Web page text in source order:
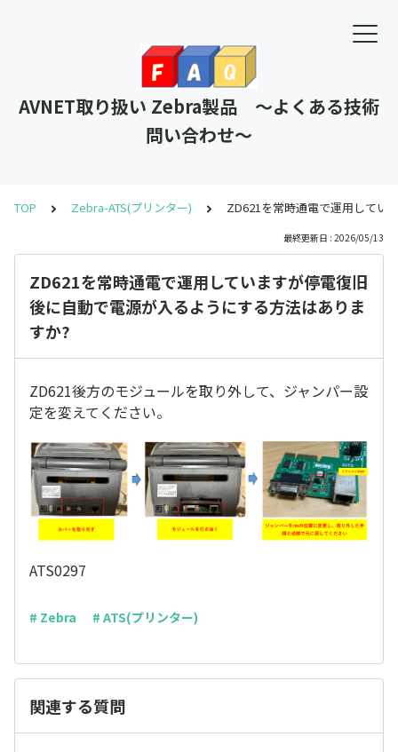
AVNET取り扱い Zebra製品 ～よくある技術
問い合わせ～
TOP Zebra-ATS(プリンター) ZD621を常時通電で運用してい
最終更新日 : 2026/05/13
ZD621を常時通電で運用していますが停電復旧
後に自動で電源が入るようにする方法はありま
すか?
ZD621後方のモジュールを取り外して、ジャンパー設
定を変えてください。
ATS0297
# Zebra # ATS(プリンター)
関連する質問